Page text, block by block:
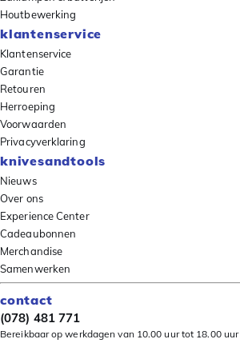
Houtbewerking
klantenservice
Klantenservice
Garantie
Retouren
Herroeping
Voorwaarden
Privacyverklaring
knivesandtools
Nieuws
Over ons
Experience Center
Cadeaubonnen
Merchandise
Samenwerken
contact
(078) 481 771
Bereikbaar op werkdagen van 10.00 uur tot 18.00 uur